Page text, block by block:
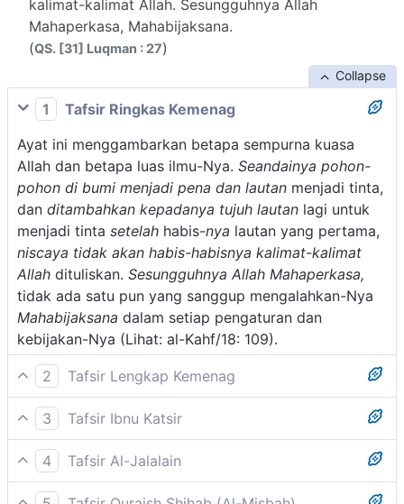
kalimat-kalimat Allah. Sesungguhnya Allah
Mahaperkasa, Mahabijaksana.
(QS. [31] Luqman : 27)
Collapse
1
Tafsir Ringkas Kemenag
Ayat ini menggambarkan betapa sempurna kuasa
Allah dan betapa luas ilmu-Nya. Seandainya pohon-
pohon di bumi menjadi pena dan lautan menjadi tinta,
dan ditambahkan kepadanya tujuh lautan lagi untuk
menjadi tinta setelah habis-nya lautan yang pertama,
niscaya tidak akan habis-habisnya kalimat-kalimat
Allah dituliskan. Sesungguhnya Allah Mahaperkasa,
tidak ada satu pun yang sanggup mengalahkan-Nya
Mahabijaksana dalam setiap pengaturan dan
kebijakan-Nya (Lihat: al-Kahf/18: 109).
2
Tafsir Lengkap Kemenag
Diriwayatkan bahwa tatkala Rasulullah masih berada
di Mekah turunlah ayat:
Dan mereka bertanya kepadamu (Muhammad)
tentang ruh. Katakanlah, "Ruh itu termasuk urusan
Tuhanku, sedangkan kamu diberi pengetahuan hanya
3
Tafsir Ibnu Katsir
Allah Swt. berfirman, menceritakan tentang
kebesaran dan keagungan serta kemuliaan-Nya, dan
asma-asma-Nya yang terbaik, sifat-sifat-Nya yang
4
Tafsir Al-Jalalain
(Dan seandainya pohon-pohon di bumi menjadi pena